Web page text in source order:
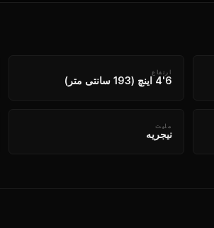
ارتفاع
6'4 اینچ (193 سانتی متر)
ملیت
نیجریه